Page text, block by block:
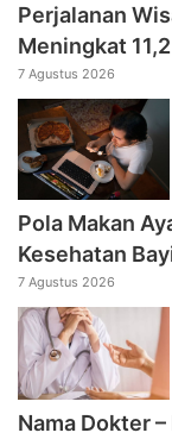
Perjalanan
Meningkat
7 Agustus 2026
Pola Makan
Kesehatan
7 Agustus 2026
Nama Dokter